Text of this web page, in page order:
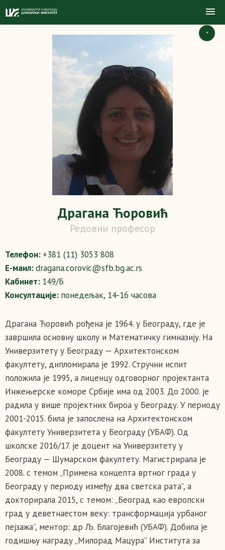
+
Драгана Ћоровић
Редовни професор
Телефон: +381 (11) 3053 808
Е-маил:dragana.corovic@sfb.bg.ac.rs
Кабинет: 149/Б
Консултације: понедељак, 14-16 часова
Драгана Ћоровић рођена је 1964. у Београду, где је
завршила основну школу и Математичку гимназију. На
Универзитету у Београду — Архитектонском
факултету, дипломирала је 1992. Стручни испит
положила је 1995, а лиценцу одговорног пројектанта
Инжењерске коморе Србије има од 2003. До 2000. је
радила у више пројектних бироа у Београду. У периоду
2001-2015. била је запослена на Архитектонском
факултету Универзитетa у Београду (УБАФ). Oд
школске 2016/17. је доцент на Универзитету у
Београду — Шумарском факултету. Магистрирала је
2008. с темом „Примена концепта вртног града у
Београду у периоду између два светска рата”, а
докторирала 2015, с темом: „Београд као европски
град у деветнаестом веку: трансформација урбаног
пејзажа”, ментор: др Љ. Благојевић (УБАФ). Добила је
годишњу награду „Милорад Мацура” Института за